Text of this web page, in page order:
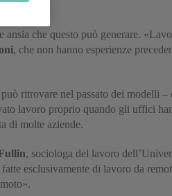
che questo può generare.
, che non hanno esperienze
ritrovare nel passato dei modelli –
lavoro proprio quando gli uffici
di molte aziende.
, sociologa del lavoro
esclusivamente di lavoro da